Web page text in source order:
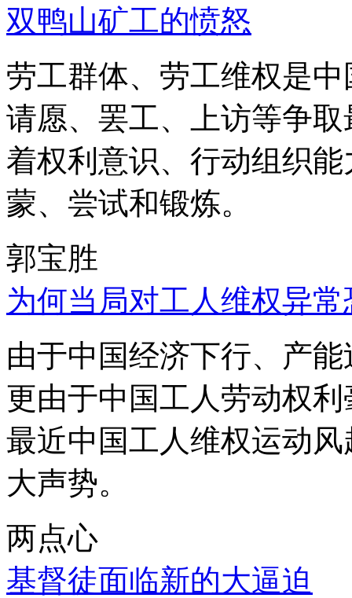
双鸭山矿工的愤怒
劳工群体、劳工维权是
请愿、罢工、上访等争
着权利意识、行动组织
蒙、尝试和锻炼。
郭宝胜
为何当局对工人维权异
由于中国经济下行、产
更由于中国工人劳动权
最近中国工人维权运动
大声势。
两点心
基督徒面临新的大逼迫